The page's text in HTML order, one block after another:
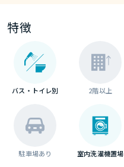
特徴
バス・トイレ別 2階以上
駐車場あり 室内洗濯機置場